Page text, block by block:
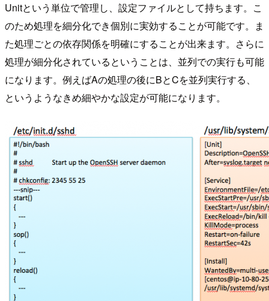
Unitという単位で管理し、設定ファイルとして持ちます。こ
のため処理を細分化でき個別に実効することが可能です。ま
た処理ごとの依存関係を明確にすることが出来ます。さらに
処理が細分化されているということは、並列での実行も可能
になります。例えばAの処理の後にBとCを並列実行する、
というようなきめ細やかな設定が可能になります。